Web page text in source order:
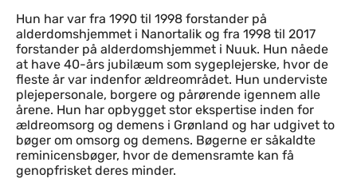
Hun har var fra 1990 til 1998 forstander på
alderdomshjemmet i Nanortalik og fra 1998 til 2017
forstander på alderdomshjemmet i Nuuk. Hun nåede
at have 40-års jubilæum som sygeplejerske, hvor de
fleste år var indenfor ældreområdet. Hun underviste
plejepersonale, borgere og pårørende igennem alle
årene. Hun har opbygget stor ekspertise inden for
ældreomsorg og demens i Grønland og har udgivet to
bøger om omsorg og demens. Bøgerne er såkaldte
reminicensbøger, hvor de demensramte kan få
genopfrisket deres minder.